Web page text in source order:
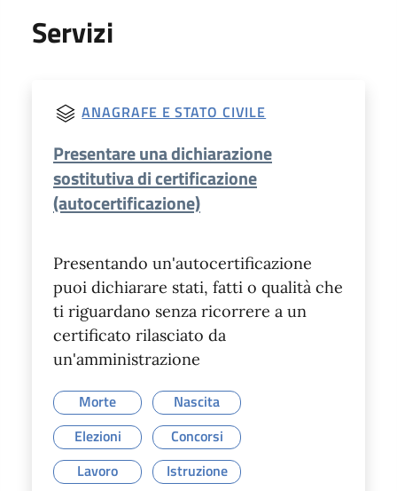
Servizi
ANAGRAFE E STATO CIVILE
Presentare una dichiarazione
sostitutiva di certificazione
(autocertificazione)
Presentando un'autocertificazione
puoi dichiarare stati, fatti o qualità che
ti riguardano senza ricorrere a un
certificato rilasciato da
un'amministrazione
Morte
Nascita
Elezioni
Concorsi
Lavoro
Istruzione